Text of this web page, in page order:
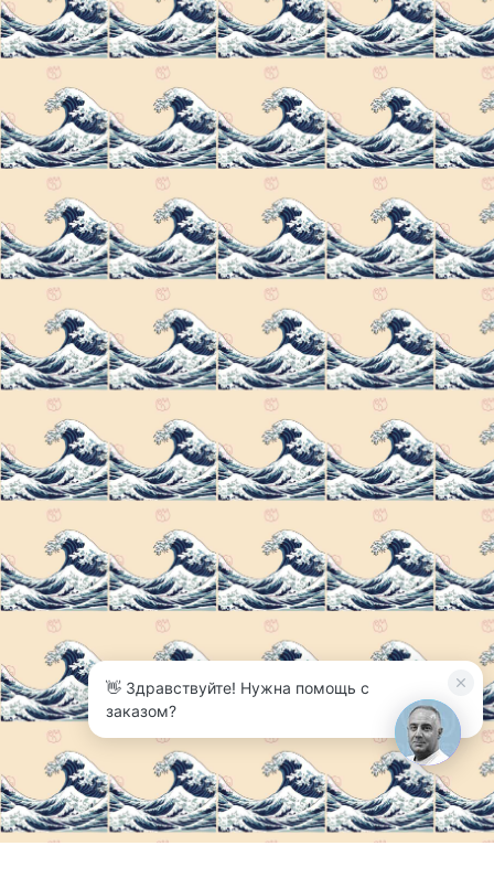
👋 Здравствуйте! Нужна помощь с
заказом?